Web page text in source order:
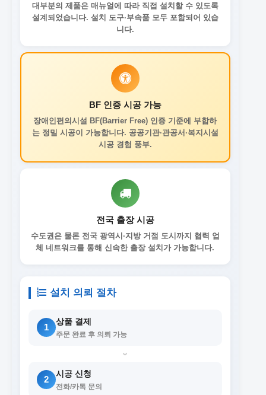
대부분의 제품은 매뉴얼에 따라 직접 설치할 수 있도록
설계되었습니다. 설치 도구·부속품 모두 포함되어 있습
니다.
BF 인증 시공 가능
장애인편의시설 BF(Barrier Free) 인증 기준에 부합하
는 정밀 시공이 가능합니다. 공공기관·관공서·복지시설
시공 경험 풍부.
전국 출장 시공
수도권은 물론 전국 광역시·지방 거점 도시까지 협력 업
체 네트워크를 통해 신속한 출장 설치가 가능합니다.
설치 의뢰 절차
1
상품 결제
주문 완료 후 의뢰 가능
›
2
시공 신청
전화/카톡 문의